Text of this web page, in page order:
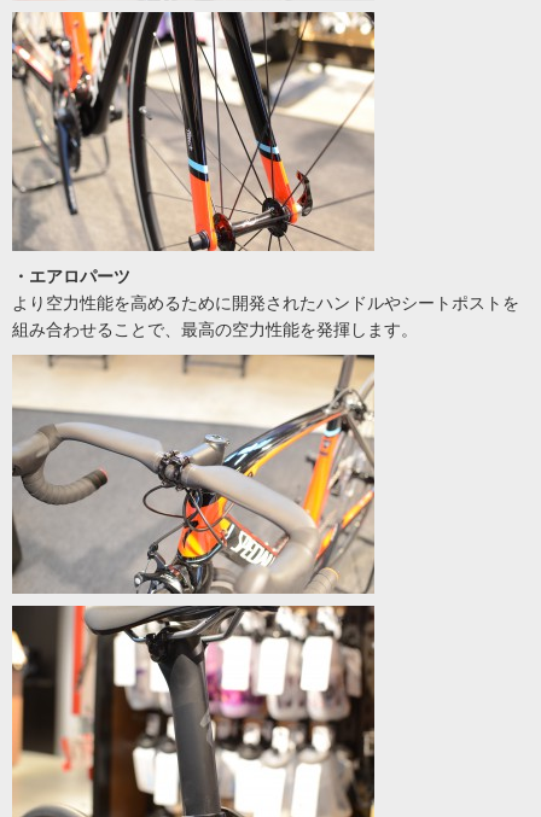
・エアロパーツ
より空力性能を高めるために開発されたハンドルやシートポストを
組み合わせることで、最高の空力性能を発揮します。